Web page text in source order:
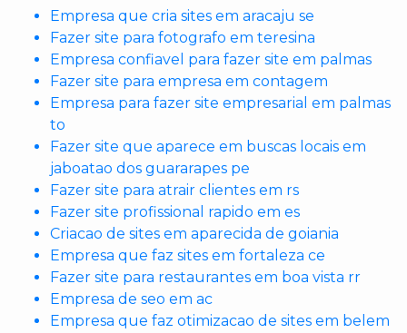
Empresa que cria sites em aracaju se
Fazer site para fotografo em teresina
Empresa confiavel para fazer site em palmas
Fazer site para empresa em contagem
Empresa para fazer site empresarial em palmas
to
Fazer site que aparece em buscas locais em
jaboatao dos guararapes pe
Fazer site para atrair clientes em rs
Fazer site profissional rapido em es
Criacao de sites em aparecida de goiania
Empresa que faz sites em fortaleza ce
Fazer site para restaurantes em boa vista rr
Empresa de seo em ac
Empresa que faz otimizacao de sites em belem